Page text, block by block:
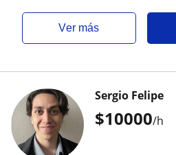
ver más
$10000/h
Sergio Felipe